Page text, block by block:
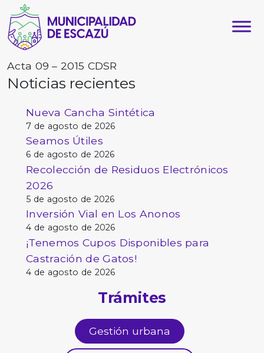
Acta 09 – 2015 CDSR
Noticias recientes
Nueva Cancha Sintética
7 de agosto de 2026
Seamos Útiles
6 de agosto de 2026
Recolección de Residuos Electrónicos
2026
5 de agosto de 2026
Inversión Vial en Los Anonos
4 de agosto de 2026
¡Tenemos Cupos Disponibles para
Castración de Gatos!
4 de agosto de 2026
Trámites
Gestión urbana